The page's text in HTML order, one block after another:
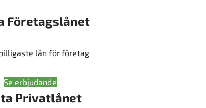
Företagslånet
lån för företag
Se erbjudande
Privatlånet